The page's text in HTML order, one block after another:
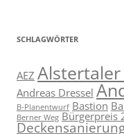
SCHLAGWÖRTER
AEZ
Andreas Dressel
B-Planentwurf Bastion
Berner Weg Bürgerpreis